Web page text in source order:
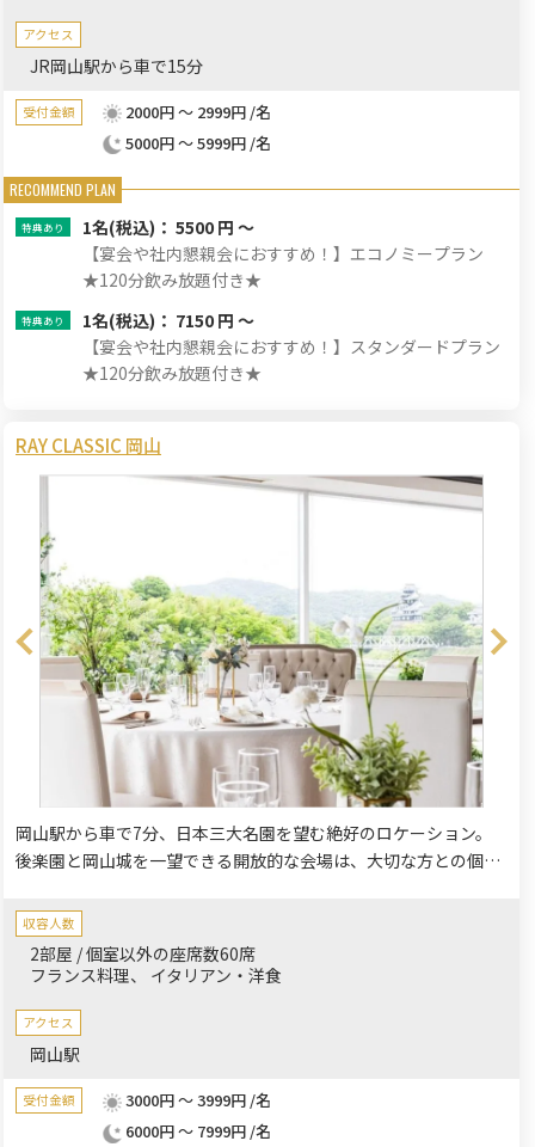
アクセス
JR岡山駅から車で15分
受付金額
2000円 ～ 2999円 /名
5000円 ～ 5999円 /名
1名(税込)： 5500 円 ～
【宴会や社内懇親会におすすめ！】エコノミープラン
★120分飲み放題付き★
1名(税込)： 7150 円 ～
【宴会や社内懇親会におすすめ！】スタンダードプラン
★120分飲み放題付き★
RAY CLASSIC 岡山
岡山駅から車で7分、日本三大名園を望む絶好のロケーション。
後楽園と岡山城を一望できる開放的な会場は、大切な方との個室
の国・岡山ならではの贅沢なひとときを。明るくゆったりとした
会場は非日常感を演出し、親族の集まりからビジネスでの宴会ま
で幅広く対応可能です。美しい絶景と共に、レイクラシック岡山
収容人数
2部屋 / 個室以外の座席数60席
フランス料理
イタリアン・洋食
アクセス
岡山駅
受付金額
3000円 ～ 3999円 /名
6000円 ～ 7999円 /名